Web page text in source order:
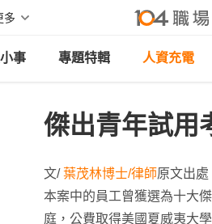
多
事 專題特輯 人資充電
傑出青年試用
文/葉茂林博士/律師原文出處
本案中的員工曾獲選為十大
庭，公費取得美國夏威夷大